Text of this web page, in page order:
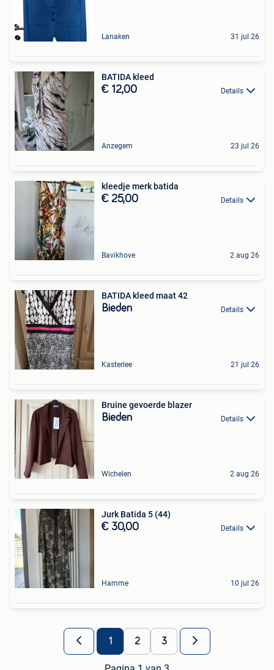
Lanaken 31 jul 26
BATIDA kleed
€ 12,00 Details
Anzegem 23 jul 26
kleedje merk batida
€ 25,00 Details
Bavikhove 2 aug 26
BATIDA kleed maat 42
Bieden Details
Kasterlee 21 jul 26
Bruine gevoerde blazer
Bieden Details
Wichelen 2 aug 26
Jurk Batida 5 (44)
€ 30,00 Details
Hamme 10 jul 26
1 2 3